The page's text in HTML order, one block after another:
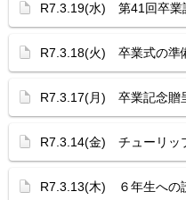
R7.3.19(水) 第41回卒業
R7.3.18(火) 卒業式の準
R7.3.17(月) 卒業記念贈
R7.3.14(金) チューリッ
R7.3.13(木) ６年生への